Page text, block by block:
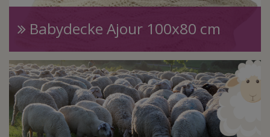
Babydecke Ajour 100x80 cm